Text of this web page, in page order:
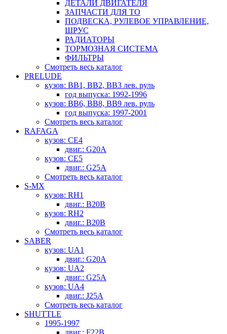
ДЕТАЛИ ДВИГАТЕЛЯ
ЗАПЧАСТИ ДЛЯ ТО
ПОДВЕСКА, РУЛЕВОЕ УПРАВЛЕНИЕ,
ШРУС
РАДИАТОРЫ
ТОРМОЗНАЯ СИСТЕМА
ФИЛЬТРЫ
Смотреть весь каталог
PRELUDE
кузов: BB1, BB2, BB3 лев. руль
год выпуска: 1992-1996
кузов: BB6, BB8, BB9 лев. руль
год выпуска: 1997-2001
Смотреть весь каталог
RAFAGA
кузов: CE4
двиг.: G20A
кузов: CE5
двиг.: G25A
Смотреть весь каталог
S-MX
кузов: RH1
двиг.: B20B
кузов: RH2
двиг.: B20B
Смотреть весь каталог
SABER
кузов: UA1
двиг.: G20A
кузов: UA2
двиг.: G25A
кузов: UA4
двиг.: J25A
Смотреть весь каталог
SHUTTLE
1995-1997
двиг.: F22B